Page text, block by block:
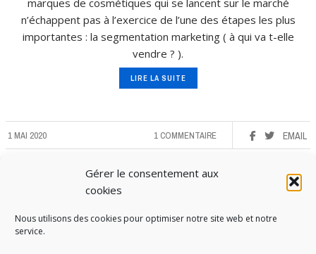
Gérer le consentement aux
cookies
Nous utilisons des cookies pour optimiser notre site web et notre
service.
n’échappent pas à l’exercice de l’une des étapes les plus
importantes : la segmentation marketing ( à qui va t-elle
vendre ? ).
LIRE LA SUITE
1 MAI 2020 EMAIL
1 COMMENTAIRE